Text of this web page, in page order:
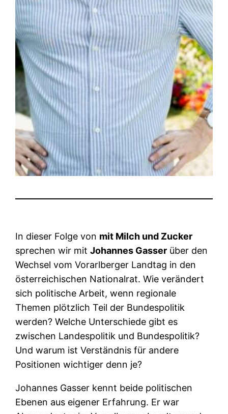
In dieser Folge von mit Milch und Zucker
sprechen wir mitJohannes Gasser über den
Wechsel vom Vorarlberger Landtag in den
österreichischen Nationalrat. Wie verändert
sich politische Arbeit, wenn regionale
Themen plötzlich Teil der Bundespolitik
werden? Welche Unterschiede gibt es
zwischen Landespolitik und Bundespolitik?
Und warum ist Verständnis für andere
Positionen wichtiger denn je?
Johannes Gasser kennt beide politischen
Ebenen aus eigener Erfahrung. Er war